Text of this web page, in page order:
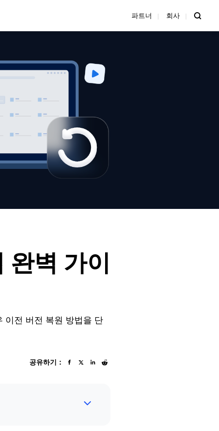
파트너 회사
완벽 가이
이전 버전 복원 방법을 단
공유하기：